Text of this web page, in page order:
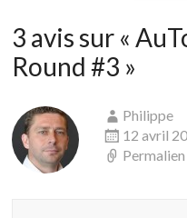
3 avis sur «
Round #3 »
Philippe
12 avril
Permalien